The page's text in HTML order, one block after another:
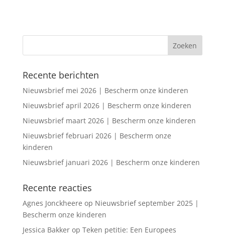
Recente berichten
Nieuwsbrief mei 2026 | Bescherm onze kinderen
Nieuwsbrief april 2026 | Bescherm onze kinderen
Nieuwsbrief maart 2026 | Bescherm onze kinderen
Nieuwsbrief februari 2026 | Bescherm onze
kinderen
Nieuwsbrief januari 2026 | Bescherm onze kinderen
Recente reacties
Agnes Jonckheere op Nieuwsbrief september 2025 |
Bescherm onze kinderen
Jessica Bakkerop Teken petitie: Een Europees